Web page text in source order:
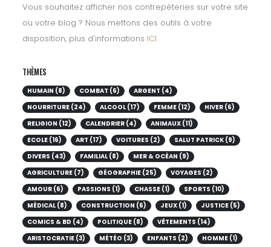
Vous souhaitez afficher nos contrepèteries sur votre site
ou votre blog ? Nous mettons des outils à votre
disposition, plus d'informations ICI
THÈMES
HUMAIN (8) COMBAT (6)
ARGENT (4)
NOURRITURE (24)
ALCOOL (17) FEMME (12)
HIVER (6)
RELIGION (12)
CALENDRIER (4)
ANIMAUX (11)
ECOLE (16)
ART (17) VOITURES (2)
SALUT PATRICK (9)
DIVERS (43)
FAMILIAL (8)
MER & OCÉAN (9)
AGRICULTURE (7)
GÉOGRAPHIE (25)
VOYAGES (2)
AMOUR (6)
PASSIONS (1) CHASSE (1)
SPORTS (10)
MÉDICAL (8)
CONSTRUCTION (6) JEUX (1)
JUSTICE (5)
COMICS & BD (4)
POLITIQUE (8)
VÊTEMENTS (14)
ARISTOCRATIE (3)
MÉTÉO (3) ENFANTS (2) HOMME (1)